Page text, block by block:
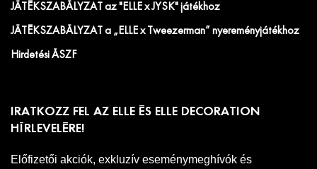
JÁTÉKSZABÁLYZAT az "ELLE x JYSK" játékhoz
JÁTÉKSZABÁLYZAT a „ELLE x Tweezerman” nyereményjátékhoz
Hirdetési ÁSZF
IRATKOZZ FEL AZ ELLE ÉS ELLE DECORATION
HÍRLEVELÉRE!
Előfizetői akciók, exkluzív eseménymeghívók és